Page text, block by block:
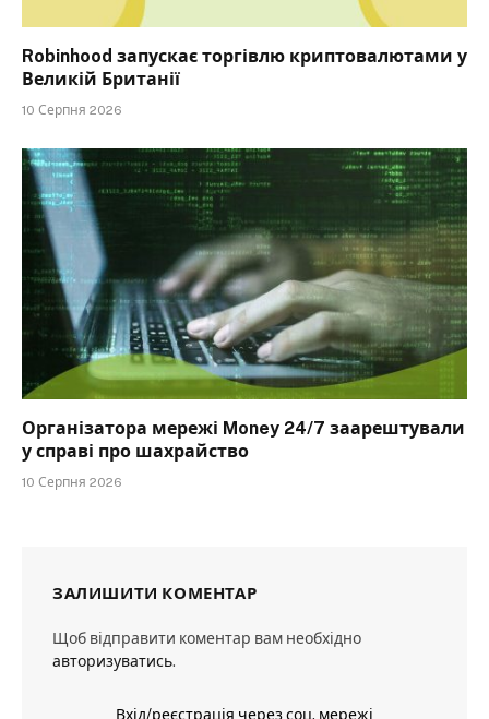
Robinhood запускає торгівлю криптовалютами у
Великій Британії
10 Серпня 2026
Організатора мережі Money 24/7 заарештували
у справі про шахрайство
10 Серпня 2026
ЗАЛИШИТИ КОМЕНТАР
Щоб відправити коментар вам необхідно
авторизуватись.
Вхід/реєстрація через соц. мережі